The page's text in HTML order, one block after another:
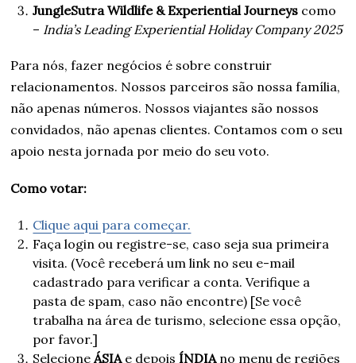
JungleSutra Wildlife & Experiential Journeys como
– India’s Leading Experiential Holiday Company 2025
Para nós, fazer negócios é sobre construir
relacionamentos. Nossos parceiros são nossa família,
não apenas números. Nossos viajantes são nossos
convidados, não apenas clientes. Contamos com o seu
apoio nesta jornada por meio do seu voto.
Como votar:
Clique aqui para começar.
Faça login ou registre-se, caso seja sua primeira
visita. (Você receberá um link no seu e-mail
cadastrado para verificar a conta. Verifique a
pasta de spam, caso não encontre) [Se você
trabalha na área de turismo, selecione essa opção,
por favor.]
SelecioneÁSIAe depois ÍNDIAno menu de regiões